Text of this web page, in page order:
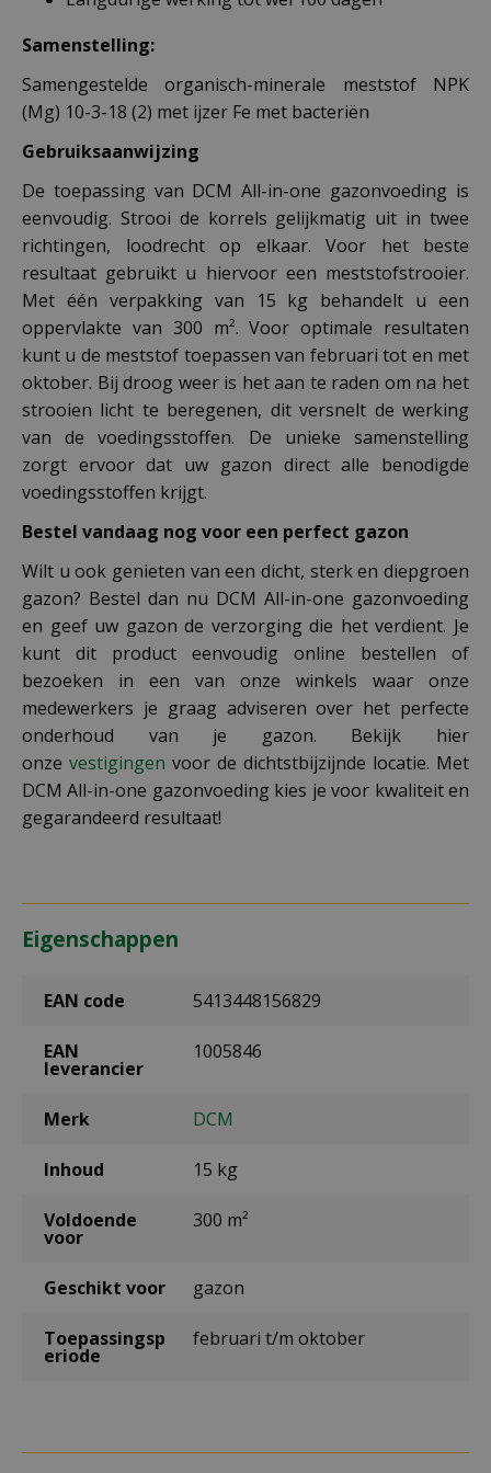
Samenstelling:
Samengestelde organisch-minerale meststof NPK
(Mg) 10-3-18 (2) met ijzer Fe met bacteriën
Gebruiksaanwijzing
De toepassing van DCM All-in-one gazonvoeding is
eenvoudig. Strooi de korrels gelijkmatig uit in twee
richtingen, loodrecht op elkaar. Voor het beste
resultaat gebruikt u hiervoor een meststofstrooier.
Met één verpakking van 15 kg behandelt u een
oppervlakte van 300 m². Voor optimale resultaten
kunt u de meststof toepassen van februari tot en met
oktober. Bij droog weer is het aan te raden om na het
strooien licht te beregenen, dit versnelt de werking
van de voedingsstoffen. De unieke samenstelling
zorgt ervoor dat uw gazon direct alle benodigde
voedingsstoffen krijgt.
Bestel vandaag nog voor een perfect gazon
Wilt u ook genieten van een dicht, sterk en diepgroen
gazon? Bestel dan nu DCM All-in-one gazonvoeding
en geef uw gazon de verzorging die het verdient. Je
kunt dit product eenvoudig online bestellen of
bezoeken in een van onze winkels waar onze
medewerkers je graag adviseren over het perfecte
onderhoud van je gazon. Bekijk hier
onze vestigingen voor de dichtstbijzijnde locatie. Met
DCM All-in-one gazonvoeding kies je voor kwaliteit en
gegarandeerd resultaat!
Eigenschappen
EAN code 5413448156829
EAN
leverancier
1005846
Merk DCM
Inhoud 15 kg
Voldoende
voor
300 m²
Geschikt voor gazon
Toepassingsp
eriode
februari t/m oktober